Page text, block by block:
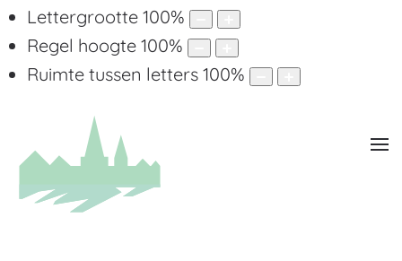
Lettergrootte 100%
Regel hoogte 100%
Ruimte tussen letters 100%